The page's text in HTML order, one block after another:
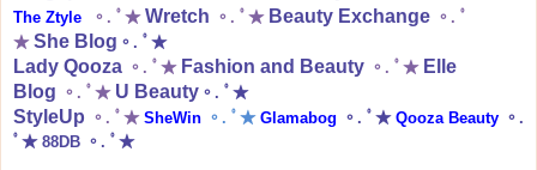
The Ztyle
。. ﾟ★ Wretch 。. ﾟ★ Beauty Exchange 。. ﾟ
★ She Blog 。. ﾟ★
Lady Qooza 。. ﾟ★ Fashion and Beauty 。. ﾟ★ Elle
Blog 。. ﾟ★ U Beauty 。. ﾟ★
StyleUp 。. ﾟ★ SheWin 。. ﾟ★ Glamabog 。. ﾟ★ Qooza Beauty 。.
ﾟ★88DB 。. ﾟ★